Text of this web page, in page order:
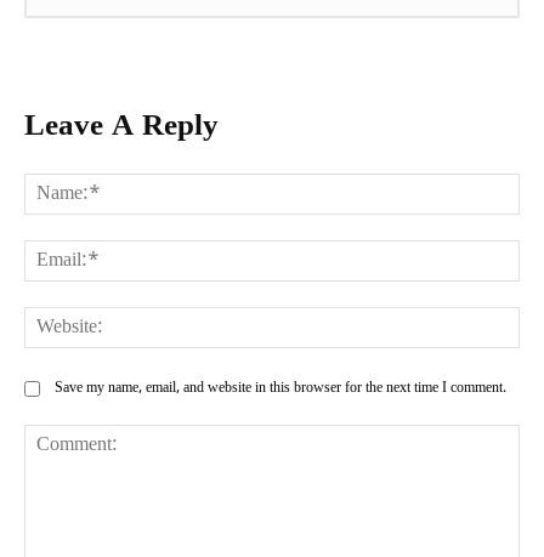
Leave A Reply
Save my name, email, and website in this browser for the next time I comment.